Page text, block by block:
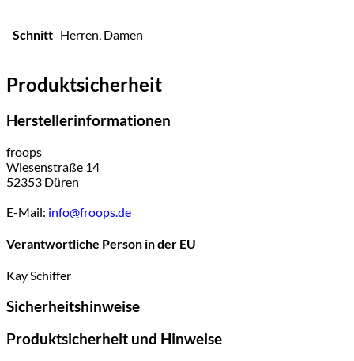
Schnitt Herren, Damen
Produktsicherheit
Herstellerinformationen
froops
Wiesenstraße 14
52353 Düren
E-Mail: info@froops.de
Verantwortliche Person in der EU
Kay Schiffer
Sicherheitshinweise
Produktsicherheit und Hinweise